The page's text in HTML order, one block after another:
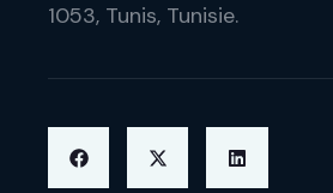
1053, Tunis, Tunisie.